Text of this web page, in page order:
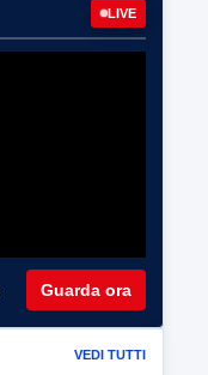
LIVE
Guarda ora
VEDI TUTTI